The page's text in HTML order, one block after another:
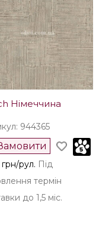
Німеччина
944365
грн/рул. Під
термін
до 1,5 міс.